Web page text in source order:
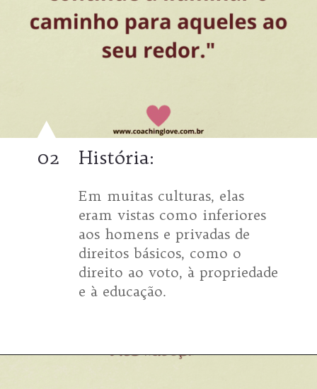
História:
02
Em muitas culturas, elas
eram vistas como inferiores
aos homens e privadas de
direitos básicos, como o
direito ao voto, à propriedade
e à educação.